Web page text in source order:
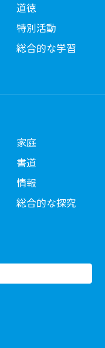
道徳
特別活動
総合的な学習
家庭
書道
情報
総合的な探究